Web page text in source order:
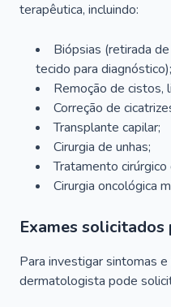
terapêutica, incluindo:
Biópsias (retirada
tecido para diagnóstico);
Remoção de cistos,
Correção de
Transplante capilar;
Cirurgia de unhas;
Tratamento
Cirurgia oncológica
Exames
Para investigar sintomas
dermatologista pode